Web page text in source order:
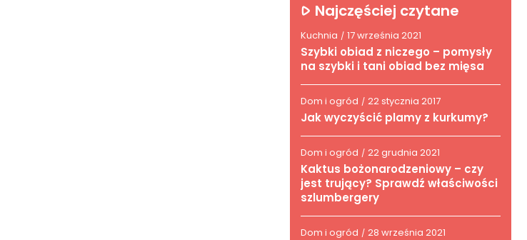
Najczęściej czytane
Kuchnia / 17 września 2021
Szybki obiad z niczego – pomysły
na szybki i tani obiad bez mięsa
Dom i ogród / 22 stycznia 2017
Jak wyczyścić plamy z kurkumy?
Dom i ogród / 22 grudnia 2021
Kaktus bożonarodzeniowy – czy
jest trujący? Sprawdź właściwości
szlumbergery
Dom i ogród / 28 września 2021